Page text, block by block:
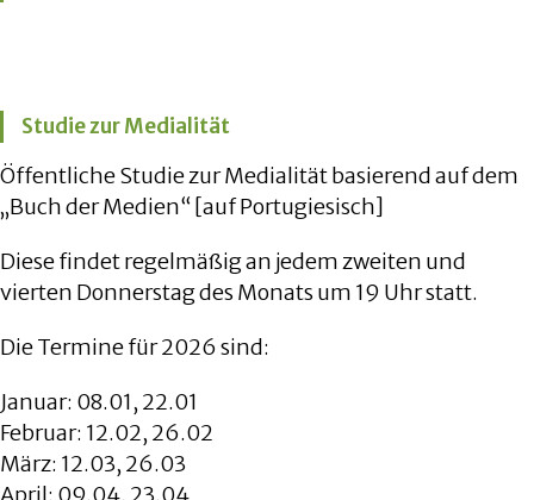
Studie zur Medialität
Öffentliche Studie zur Medialität basierend auf dem
„Buch der Medien“ [auf Portugiesisch]
Diese findet regelmäßig an jedem zweiten und
vierten Donnerstag des Monats um 19 Uhr statt.
Die Termine für 2026 sind:
Januar: 08.01, 22.01
Februar: 12.02, 26.02
März: 12.03, 26.03